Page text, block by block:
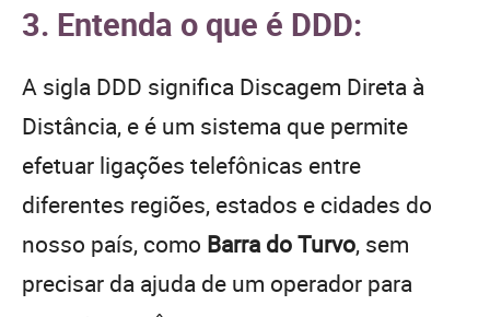
3. Entenda o que é DDD:
A sigla DDD significa Discagem Direta à
Distância, e é um sistema que permite
efetuar ligações telefônicas entre
diferentes regiões, estados e cidades do
nosso país, como Barra do Turvo, sem
precisar da ajuda de um operador para